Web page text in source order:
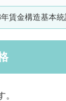
賃金構造基本統